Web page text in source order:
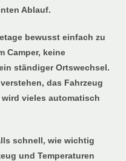
Ablauf.
bewusst einfach zu
Camper, keine
ständiger Ortswechsel.
das Fahrzeug
vieles automatisch
schnell, wie wichtig
und Temperaturen